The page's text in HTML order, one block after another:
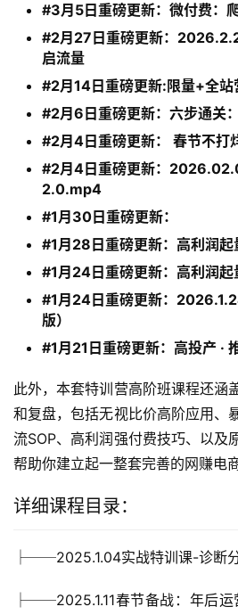
#3月5日重磅更新：微付费：
#2月27日重磅更新：
启流量
#2月14日重磅更新:限量+全
#2月6日重磅更新：六步通关
#2月4日重磅更新： 春节不打
#2月4日重磅更新：
2.0.mp4
#1月30日重磅更新：
#1月28日重磅更新：高利润起
#1月24日重磅更新：高利润
#1月24日重磅更新：
版）
#1月21日重磅更新：高投产 ·
此外，本套特训营高阶班课程还涵
和复盘，包括无视比价高阶应用、
流SOP、高利润强付费技巧、以及
帮助你建立起一整套完善的网赚电
详细课程目录：
├──2025.1.04实战特训课-诊断
├──2025.1.11春节备战：年后